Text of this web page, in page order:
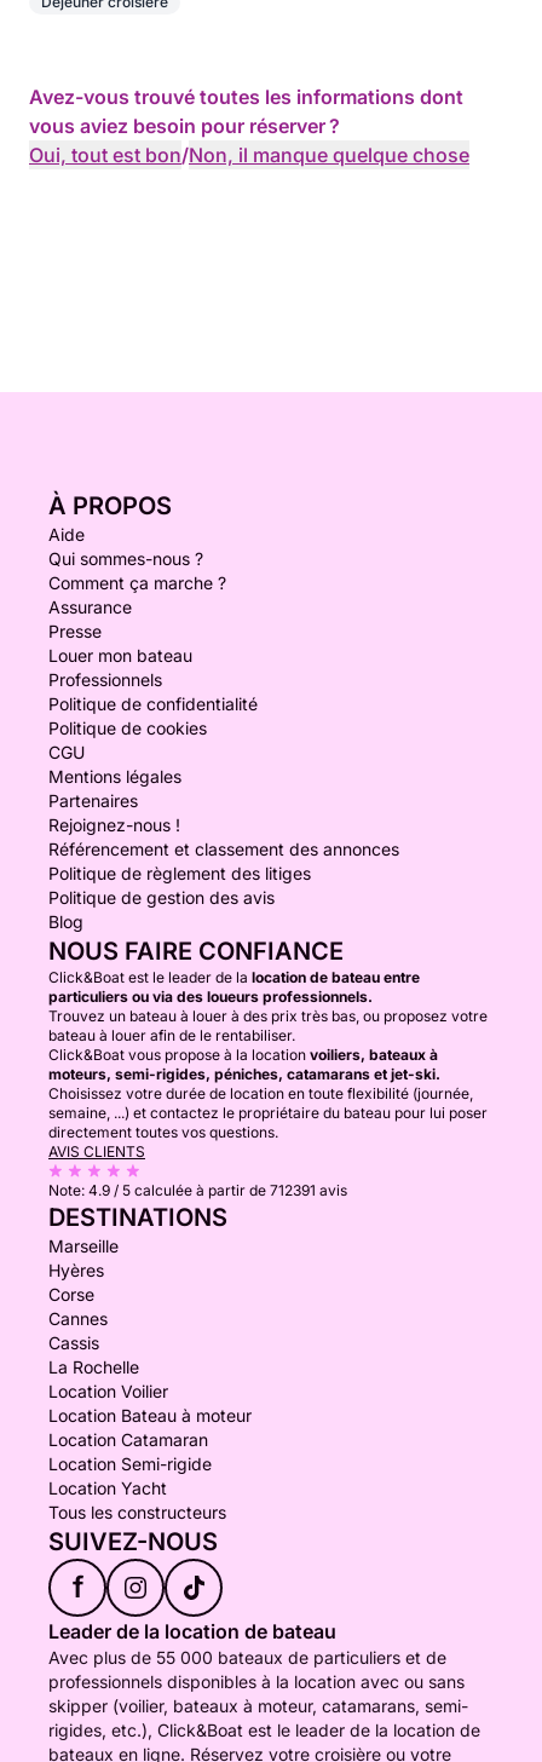
Avez-vous trouvé toutes les informations dont
vous aviez besoin pour réserver ?
Oui, tout est bon/Non, il manque quelque chose
À PROPOS
Aide
Qui sommes-nous ?
Comment ça marche ?
Assurance
Presse
Louer mon bateau
Professionnels
Politique de confidentialité
Politique de cookies
CGU
Mentions légales
Partenaires
Rejoignez-nous !
Référencement et classement des annonces
Politique de règlement des litiges
Politique de gestion des avis
Blog
NOUS FAIRE CONFIANCE
Click&Boat est le leader de la location de bateau entre
particuliers ou via des loueurs professionnels.
Trouvez un bateau à louer à des prix très bas, ou proposez votre
bateau à louer afin de le rentabiliser.
Click&Boat vous propose à la location voiliers, bateaux à
moteurs, semi-rigides, péniches, catamarans et jet-ski.
Choisissez votre durée de location en toute flexibilité (journée,
semaine, ...) et contactez le propriétaire du bateau pour lui poser
directement toutes vos questions.
AVIS CLIENTS
Note: 4.9 / 5 calculée à partir de 712391 avis
DESTINATIONS
Marseille
Hyères
Corse
Cannes
Cassis
La Rochelle
Location Voilier
Location Bateau à moteur
Location Catamaran
Location Semi-rigide
Location Yacht
Tous les constructeurs
SUIVEZ-NOUS
f
Leader de la location de bateau
Avec plus de 55 000 bateaux de particuliers et de
professionnels disponibles à la location avec ou sans
skipper (voilier, bateaux à moteur, catamarans, semi-
rigides, etc.), Click&Boat est le leader de la location de
bateaux en ligne. Réservez votre croisière ou votre